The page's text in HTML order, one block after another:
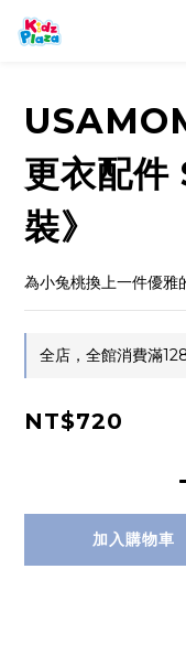
更衣配件
裝》
為小兔桃換上一件優
全店，全館消費滿
NT$720
加入購物車